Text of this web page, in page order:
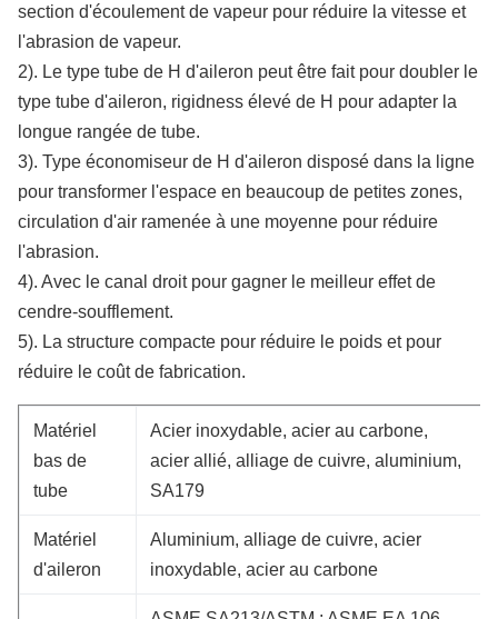
section d'écoulement de vapeur pour réduire la vitesse et
l'abrasion de vapeur.
2). Le type tube de H d'aileron peut être fait pour doubler le
type tube d'aileron, rigidness élevé de H pour adapter la
longue rangée de tube.
3). Type économiseur de H d'aileron disposé dans la ligne
pour transformer l'espace en beaucoup de petites zones,
circulation d'air ramenée à une moyenne pour réduire
l'abrasion.
4). Avec le canal droit pour gagner le meilleur effet de
cendre-soufflement.
5). La structure compacte pour réduire le poids et pour
réduire le coût de fabrication.
Matériel
bas de
tube
Acier inoxydable, acier au carbone,
acier allié, alliage de cuivre, aluminium,
SA179
Matériel
d'aileron
Aluminium, alliage de cuivre, acier
inoxydable, acier au carbone